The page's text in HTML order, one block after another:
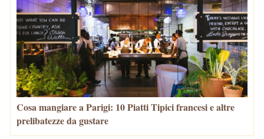
Cosa mangiare a Parigi: 10 Piatti Tipici francesi e altre
prelibatezze da gustare